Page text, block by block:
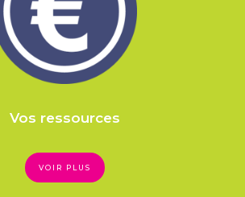
Vos ressources
VOIR PLUS